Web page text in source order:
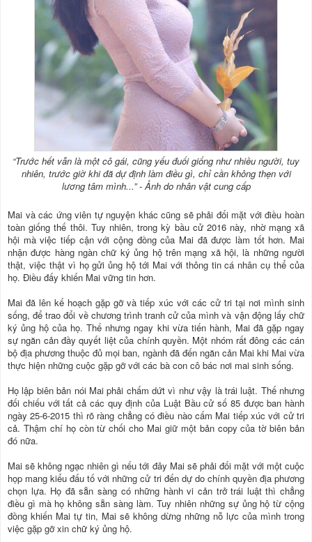
“Trước hết vẫn là một cô gái, cũng yếu đuối giống như nhiều người, tuy
nhiên, trước giờ khi đã dự định làm điều gì, chỉ cần không thẹn với
lương tâm mình...” - Ảnh do nhân vật cung cấp
Mai và các ứng viên tự nguyện khác cũng sẽ phải đối mặt với điều hoàn
toàn giống thế thôi. Tuy nhiên, trong kỳ bầu cử 2016 này, nhờ mạng xã
hội mà việc tiếp cận với cộng đồng của Mai đã được làm tốt hơn. Mai
nhận được hàng ngàn chữ ký ủng hộ trên mạng xã hội, là những người
thật, việc thật vì họ gửi ủng hộ tới Mai với thông tin cá nhân cụ thể của
họ. Điều đấy khiến Mai vững tin hơn.
Mai đã lên kế hoạch gặp gỡ và tiếp xúc với các cử tri tại nơi mình sinh
sống, để trao đổi về chương trình tranh cử của mình và vận động lấy chữ
ký ủng hộ của họ. Thế nhưng ngay khi vừa tiến hành, Mai đã gặp ngay
sự ngăn cản đầy quyết liệt của chính quyền. Một nhóm rất đông các cán
bộ địa phương thuộc đủ mọi ban, ngành đã đến ngăn cản Mai khi Mai vừa
thực hiện những cuộc gặp gỡ với các bà con cô bác nơi mai sinh sống.
Họ lập biên bản nói Mai phải chấm dứt vì như vậy là trái luật. Thế nhưng
đối chiếu với tất cả các quy định của Luật Bầu cử số 85 được ban hành
ngày 25-6-2015 thì rõ ràng chẳng có điều nào cấm Mai tiếp xúc với cử tri
cả. Thậm chí họ còn từ chối cho Mai giữ một bản copy của tờ biên bản
đó nữa.
Mai sẽ không ngạc nhiên gì nếu tới đây Mai sẽ phải đối mặt với một cuộc
họp mang kiểu đấu tố với những cử tri đến dự do chính quyền địa phương
chọn lựa. Họ đã sẵn sàng có những hành vi cản trở trái luật thì chẳng
điều gì mà họ không sẵn sàng làm. Tuy nhiên những sự ủng hộ từ cộng
đồng khiến Mai tự tin, Mai sẽ không dừng những nỗ lực của mình trong
việc gặp gỡ xin chữ ký ủng hộ.